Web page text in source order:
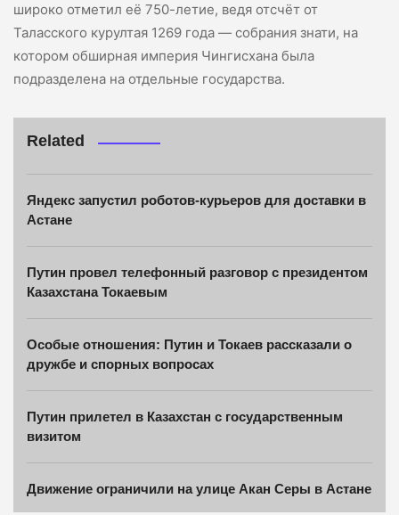
широко отметил её 750-летие, ведя отсчёт от
Таласского курултая 1269 года — собрания знати, на
котором обширная империя Чингисхана была
подразделена на отдельные государства.
Related
Яндекс запустил роботов-курьеров для доставки в
Астане
Путин провел телефонный разговор с президентом
Казахстана Токаевым
Особые отношения: Путин и Токаев рассказали о
дружбе и спорных вопросах
Путин прилетел в Казахстан с государственным
визитом
Движение ограничили на улице Акан Серы в Астане